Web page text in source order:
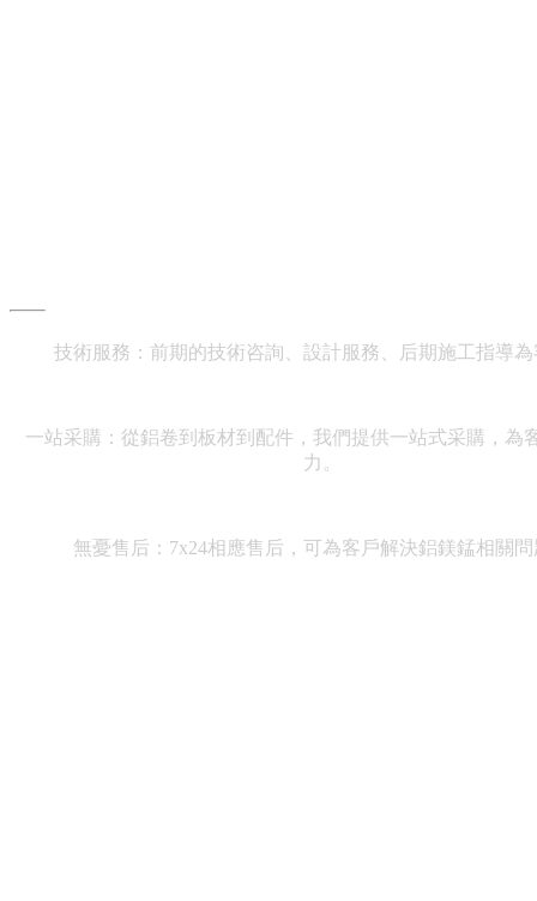
技術服務：前期的技術咨詢、設計服務、后期施工指導
一站采購：從鋁卷到板材到配件，我們提供一站式采購，為
力。
無憂售后：7x24相應售后，可為客戶解決鋁鎂錳相關